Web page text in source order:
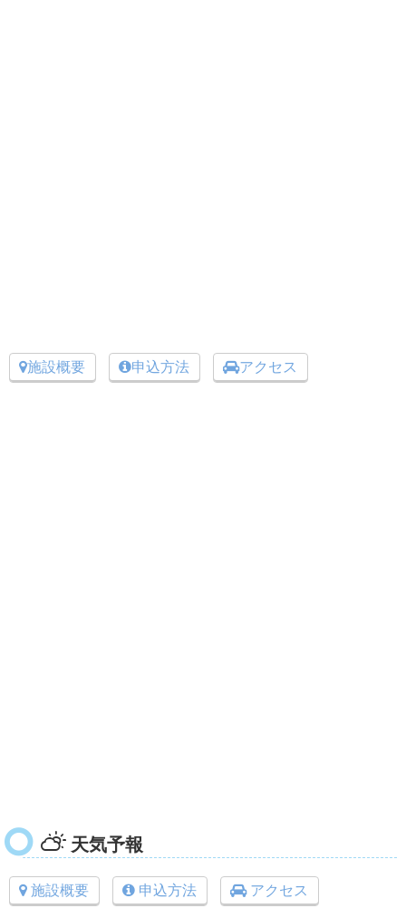
施設概要 申込方法 アクセス
天気予報
施設概要 申込方法 アクセス